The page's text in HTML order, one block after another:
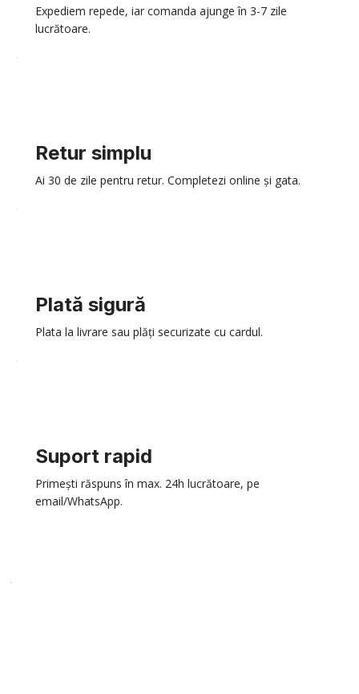
Expediem repede, iar comanda ajunge în 3-7 zile
lucrătoare.
Retur simplu
Ai 30 de zile pentru retur. Completezi online și gata.
Plată sigură
Plata la livrare sau plăți securizate cu cardul.
Suport rapid
Primești răspuns în max. 24h lucrătoare, pe
email/WhatsApp.